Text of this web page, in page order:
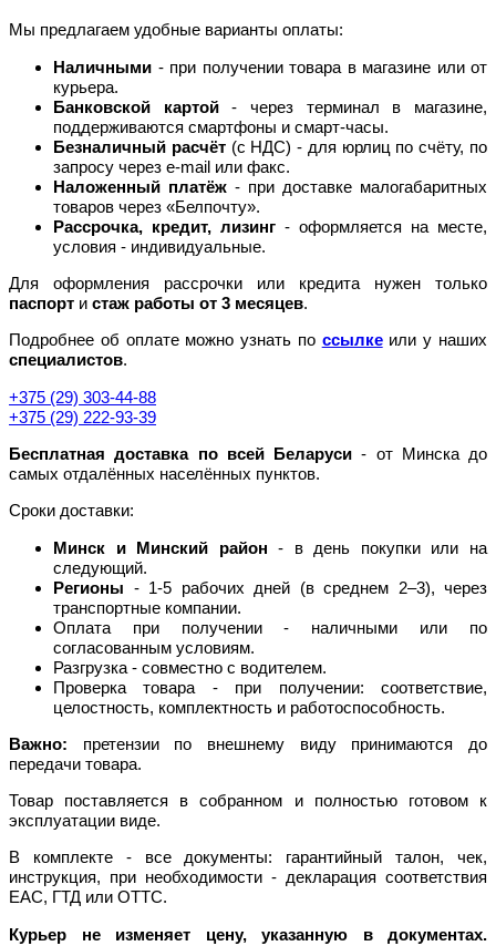
Мы предлагаем удобные варианты оплаты:
Наличными - при получении товара в магазине или от
курьера.
Банковской картой- через терминал в магазине,
поддерживаются смартфоны и смарт-часы.
Безналичный расчёт(с НДС) - для юрлиц по счёту, по
запросу через e-mail или факс.
Наложенный платёж - при доставке малогабаритных
товаров через «Белпочту».
Рассрочка, кредит, лизинг - оформляется на месте,
условия - индивидуальные.
Для оформления рассрочки или кредита нужен только
паспорт и стаж работы от 3 месяцев.
Подробнее об оплате можно узнать по ссылкеили у наших
специалистов.
+375 (29) 303-44-88
+375 (29) 222-93-39
Бесплатная доставка по всей Беларуси - от Минска до
самых отдалённых населённых пунктов.
Сроки доставки:
Минск и Минский район - в день покупки или на
следующий.
Регионы - 1-5 рабочих дней (в среднем 2–3), через
транспортные компании.
Оплата при получении - наличными или по
согласованным условиям.
Разгрузка - совместно с водителем.
Проверка товара - при получении: соответствие,
целостность, комплектность и работоспособность.
Важно: претензии по внешнему виду принимаются до
передачи товара.
Товар поставляется в собранном и полностью готовом к
эксплуатации виде.
В комплекте - все документы: гарантийный талон, чек,
инструкция, при необходимости - декларация соответствия
EAC, ГТД или ОТТС.
Курьер не изменяет цену, указанную в документах.